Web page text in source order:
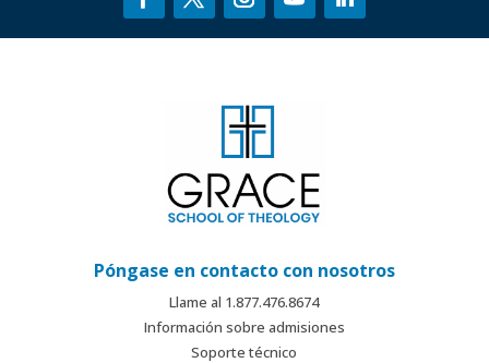
Póngase en contacto con nosotros
Llame al 1.877.476.8674
Información sobre admisiones
Soporte técnico